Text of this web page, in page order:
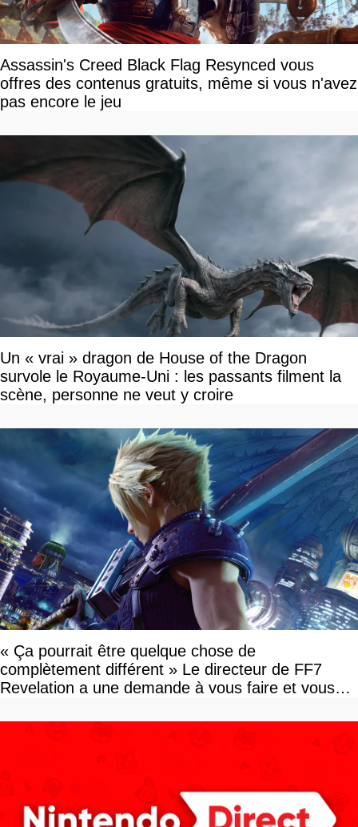
Assassin's Creed Black Flag Resynced vous
offres des contenus gratuits, même si vous n'avez
pas encore le jeu
Un « vrai » dragon de House of the Dragon
survole le Royaume-Uni : les passants filment la
scène, personne ne veut y croire
« Ça pourrait être quelque chose de
complètement différent » Le directeur de FF7
Revelation a une demande à vous faire et vous